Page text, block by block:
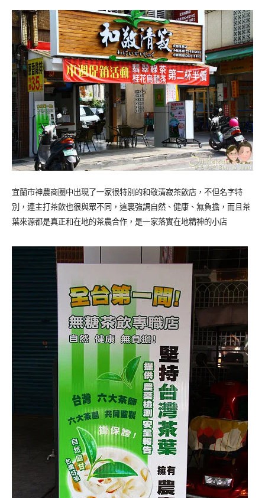
宜蘭市神農商圈中出現了一家很特別的和敬清寂茶飲店，不但名字特
別，連主打茶飲也很與眾不同，這裏強調自然、健康、無負擔，而且茶
葉來源都是真正和在地的茶農合作，是一家落實在地精神的小店